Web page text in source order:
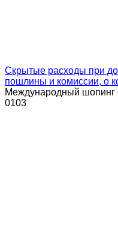
Скрытые расходы при
пошлины и комиссии, о
Международный шопинг
0103